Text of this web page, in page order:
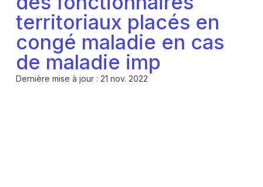
territoriaux placés en
congé maladie en cas
de maladie imp
Dernière mise à jour : 21 nov. 2022